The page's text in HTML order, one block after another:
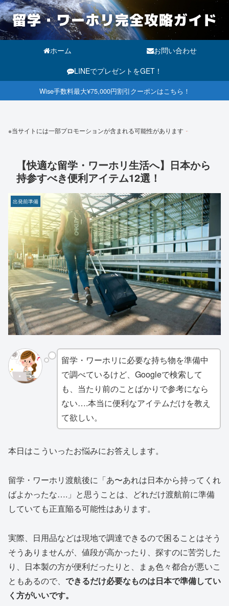
ホーム
お問い合わせ
LINEでプレゼントをGET！
Wise手数料最大¥75,000円割引クーポンはこちら！
※当サイトには一部プロモーションが含まれる可能性があります
【快適な留学・ワーホリ生活へ】日本から
持参すべき便利アイテム12選！
出発前準備
留学・ワーホリに必要な持ち物を準備中
で調べているけど、Googleで検索して
も、当たり前のことばかりで参考になら
ない….本当に便利なアイテムだけを教え
て欲しい。
本日はこういったお悩みにお答えします。
留学・ワーホリ渡航後に「あ〜あれは日本から持ってくれ
ばよかったな….」と思うことは、どれだけ渡航前に準備
していても正直陥る可能性はあります。
実際、日用品などは現地で調達できるので困ることはそう
そうありませんが、値段が高かったり、探すのに苦労した
り、日本製の方が便利だったりと、まぁ色々都合が悪いこ
ともあるので、 できるだけ必要なものは日本で準備してい
く方がいいです。